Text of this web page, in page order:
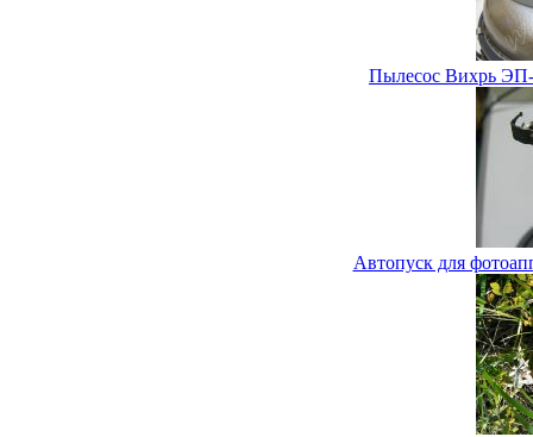
Пылесос Вихрь
Автопуск для